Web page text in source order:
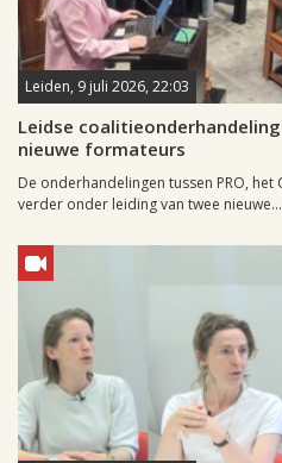
Leiden, 9 juli 2026, 22:03
Leidse
nieuwe formateurs
De onderhandelingen tussen PRO, het
verder onder leiding van twee nieuwe...